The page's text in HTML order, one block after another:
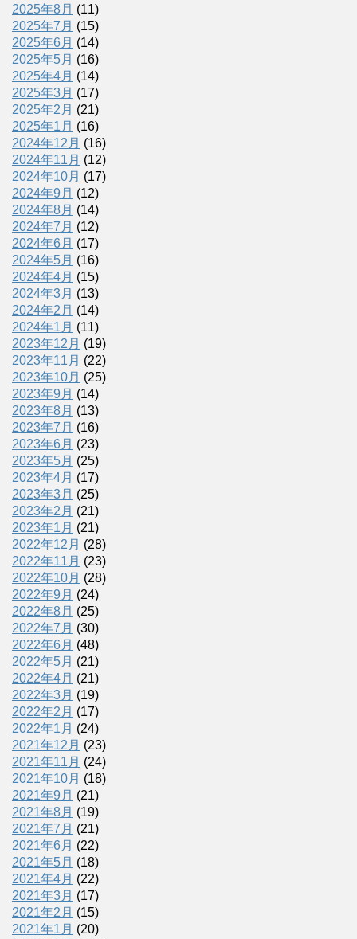
2025年8月 (11)
2025年7月 (15)
2025年6月 (14)
2025年5月 (16)
2025年4月 (14)
2025年3月 (17)
2025年2月 (21)
2025年1月 (16)
2024年12月 (16)
2024年11月 (12)
2024年10月 (17)
2024年9月 (12)
2024年8月 (14)
2024年7月 (12)
2024年6月 (17)
2024年5月 (16)
2024年4月 (15)
2024年3月 (13)
2024年2月 (14)
2024年1月 (11)
2023年12月 (19)
2023年11月 (22)
2023年10月 (25)
2023年9月 (14)
2023年8月 (13)
2023年7月 (16)
2023年6月 (23)
2023年5月 (25)
2023年4月 (17)
2023年3月 (25)
2023年2月 (21)
2023年1月 (21)
2022年12月 (28)
2022年11月 (23)
2022年10月 (28)
2022年9月 (24)
2022年8月 (25)
2022年7月 (30)
2022年6月 (48)
2022年5月 (21)
2022年4月 (21)
2022年3月 (19)
2022年2月 (17)
2022年1月 (24)
2021年12月 (23)
2021年11月 (24)
2021年10月 (18)
2021年9月 (21)
2021年8月 (19)
2021年7月 (21)
2021年6月 (22)
2021年5月 (18)
2021年4月 (22)
2021年3月 (17)
2021年2月 (15)
2021年1月 (20)